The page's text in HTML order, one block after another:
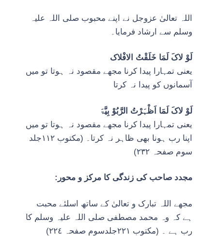
اللہ تعالیٰ عزوجل نے اپنے محبوب صلی اللہ علیہ
وسلم سے ارشاد فرمایا۔
لَوْ لاکَ لَمَا خَلَقْتُ الافْلاک
یعنی تمہارا پیدا کرنا مجھے مقصود نہ ہوتا تو میں
آسمانوں کو پیدا نہ کرتا
لَوْ لاکَ لَمَا اَظْہَرْتُ الرَّبُوْ بِیَّۃَ
یعنی تمہارا پیدا کرنا مجھے مقصود نہ ہوتا تو میں
اپنا رب ہونا بھی ظاہر نہ کرتا۔ (مکتوب ١١٢جلد
سوم صفحہ ٢٣٢)
مجدد صاحب کی زندگی کا مرکز و محور:
مجھے اللہ تبارک و تعالیٰ کے ساتھ اسلئے محبت
ہے کہ وہ محمد مصطفی صلی اللہ علیہ وسلم کا
رب ہے ۔ (مکتوب ٢٢١جلدسوم صفحہ ٢٢٤)